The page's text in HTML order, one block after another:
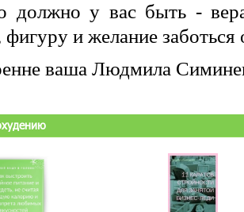
должно у вас быть -
и желание заботься
ваша Людмила